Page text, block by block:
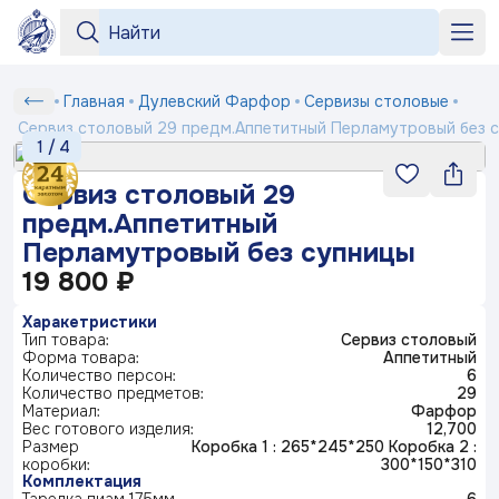
Номер телефона
Получить код
Заполняя и отправляя форму, вы соглашаетесь
c политикой конфиденциальности
Подтверждение
Отмена
Подтвердить
Под заказ
Товар
ФИО
Телефон*
Комментарий
Белый
фарфор
Серия
посуды
Маша
выбирает
жениха
посуды
Ситчик
Серия
посуды
Гранат
Детская
посуда
Серии
Любимый
рецепт
«Яблони
в цвету»
«Английская
деревня»
«Букет»
+7 964 552-99-84
shop2@dfz.ru
Как заказать
Доставка и оплата
Контакты
Блог
© 2003-2026ПК «Дулевский фарфор»
Официальный сайт завода
Политика конфиденциальности
Сервиз
столовый
29
предм.Аппетитный
Перламутровый
без
супницы
Главная Дулевский Фарфор
Сервизы столовые
Сервиз столовый 29 предм.Аппетитный Перламутровый без
1 / 4
Сервиз столовый 29
предм.Аппетитный
Перламутровый без супницы
19 800 ₽
Харакетристики
Тип товара:
Сервиз столовый
Форма товара:
Аппетитный
Количество персон:
6
Количество предметов:
29
Материал:
Фарфор
Вес готового изделия:
12,700
Размер
коробки:
Коробка 1 : 265*245*250 Коробка 2 :
300*150*310
Комплектация